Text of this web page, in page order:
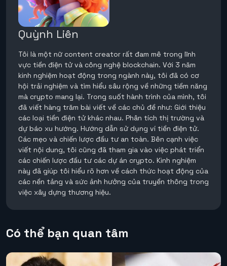
Quỳnh Liên
Tôi là một nữ content creator rất đam mê trong lĩnh
vực tiền điện tử và công nghệ blockchain. Với 3 năm
kinh nghiệm hoạt động trong ngành này, tôi đã có cơ
hội trải nghiệm và tìm hiểu sâu rộng về những tiềm năng
mà crypto mang lại. Trong suốt hành trình của mình, tôi
đã viết hàng trăm bài viết về các chủ đề như: Giới thiệu
các loại tiền điện tử khác nhau. Phân tích thị trường và
dự báo xu hướng. Hướng dẫn sử dụng ví tiền điện tử.
Các mẹo và chiến lược đầu tư an toàn. Bên cạnh việc
viết nội dung, tôi cũng đã tham gia vào việc phát triển
các chiến lược đầu tư các dự án crypto. Kinh nghiệm
này đã giúp tôi hiểu rõ hơn về cách thức hoạt động của
các nền tảng và sức ảnh hưởng của truyền thông trong
việc xây dựng thương hiệu.
Có thể bạn quan tâm